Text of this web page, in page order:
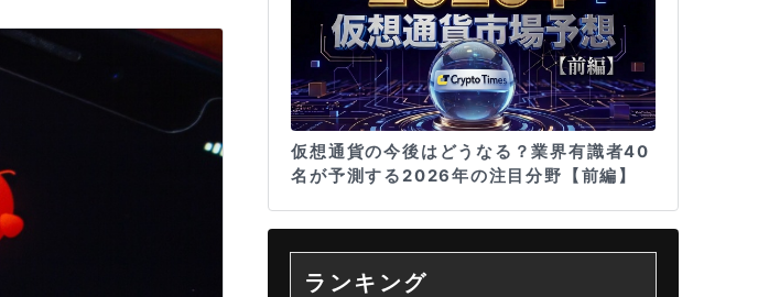
仮想通貨の今後はどうなる？業界有識者40
名が予測する2026年の注目分野【前編】
ランキング